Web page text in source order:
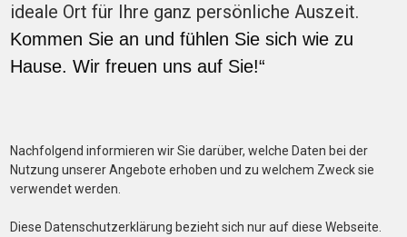
ideale Ort für Ihre ganz persönliche Auszeit.
Kommen Sie an und fühlen Sie sich wie zu
Hause. Wir freuen uns auf Sie!“
Nachfolgend informieren wir Sie darüber, welche Daten bei der
Nutzung unserer Angebote erhoben und zu welchem Zweck sie
verwendet werden.
Diese Datenschutzerklärung bezieht sich nur auf diese Webseite.